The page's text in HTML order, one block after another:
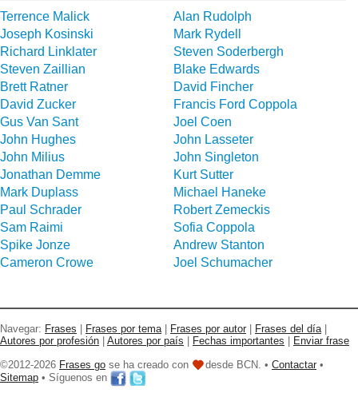
Terrence Malick
Alan Rudolph
Joseph Kosinski
Mark Rydell
Richard Linklater
Steven Soderbergh
Steven Zaillian
Blake Edwards
Brett Ratner
David Fincher
David Zucker
Francis Ford Coppola
Gus Van Sant
Joel Coen
John Hughes
John Lasseter
John Milius
John Singleton
Jonathan Demme
Kurt Sutter
Mark Duplass
Michael Haneke
Paul Schrader
Robert Zemeckis
Sam Raimi
Sofia Coppola
Spike Jonze
Andrew Stanton
Cameron Crowe
Joel Schumacher
Navegar: Frases Frases por tema| Frases por autor Frases del día|
Autores por profesión
Autores por país Fechas importantes
Enviar frase
©2012-2026 Frases go se ha creado con desde BCN. • Contactar •
Sitemap • Síguenos en